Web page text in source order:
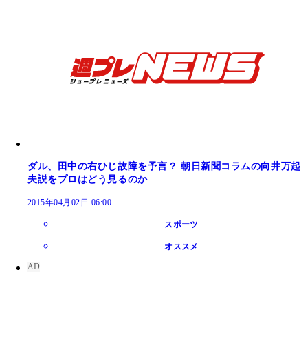
ダル、田中の右ひじ故障を予言？ 朝日新聞コラムの向井万起
夫説をプロはどう見るのか
2015年04月02日 06:00
スポーツ
オススメ